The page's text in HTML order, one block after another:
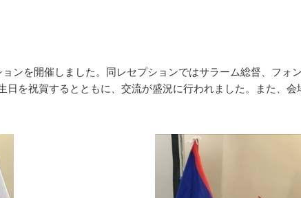
を開催しました。同レセプションではサラーム総督、フォ
を祝賀するとともに、交流が盛況に行われました。また、